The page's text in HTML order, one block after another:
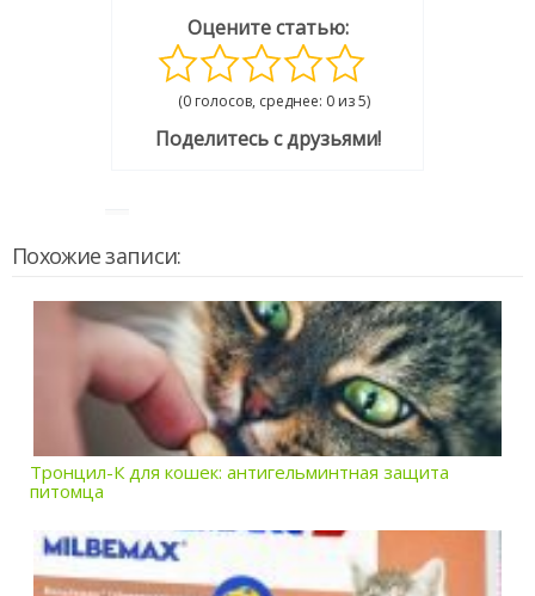
Оцените статью:
(0 голосов, среднее: 0 из 5)
Поделитесь с друзьями!
Похожие записи:
Тронцил-К для кошек: антигельминтная защита
питомца